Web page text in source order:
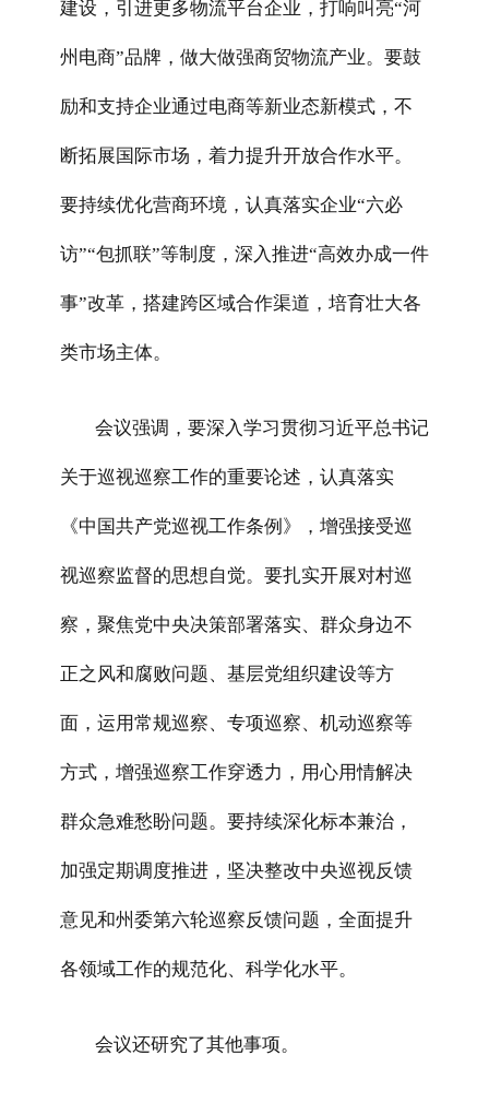
建设，引进更多物流平台企业，打响叫亮“河
州电商”品牌，做大做强商贸物流产业。要鼓
励和支持企业通过电商等新业态新模式，不
断拓展国际市场，着力提升开放合作水平。
要持续优化营商环境，认真落实企业“六必
访”“包抓联”等制度，深入推进“高效办成一件
事”改革，搭建跨区域合作渠道，培育壮大各
类市场主体。
会议强调，要深入学习贯彻习近平总书记
关于巡视巡察工作的重要论述，认真落实
《中国共产党巡视工作条例》，增强接受巡
视巡察监督的思想自觉。要扎实开展对村巡
察，聚焦党中央决策部署落实、群众身边不
正之风和腐败问题、基层党组织建设等方
面，运用常规巡察、专项巡察、机动巡察等
方式，增强巡察工作穿透力，用心用情解决
群众急难愁盼问题。要持续深化标本兼治，
加强定期调度推进，坚决整改中央巡视反馈
意见和州委第六轮巡察反馈问题，全面提升
各领域工作的规范化、科学化水平。
会议还研究了其他事项。